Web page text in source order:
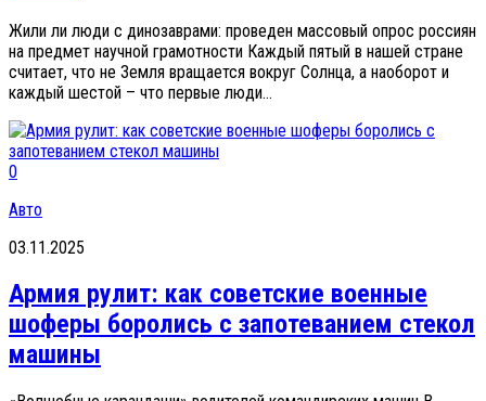
Жили ли люди с динозаврами: проведен массовый опрос россиян
на предмет научной грамотности Каждый пятый в нашей стране
считает, что не Земля вращается вокруг Солнца, а наоборот и
каждый шестой – что первые люди...
0
Авто
03.11.2025
Армия рулит: как советские военные
шоферы боролись с запотеванием стекол
машины